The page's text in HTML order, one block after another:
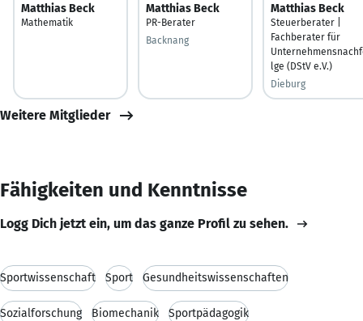
Matthias Beck
Mathematik
Matthias Beck
PR-Berater
Backnang
Matthias Beck
Steuerberater |
Fachberater für
lge (DStV e.V.)
Dieburg
Weitere Mitglieder
Fähigkeiten und Kenntnisse
Logg Dich jetzt ein, um das ganze Profil zu sehen.
Sportwissenschaft Sport Gesundheitswissenschaften
Sozialforschung Biomechanik Sportpädagogik